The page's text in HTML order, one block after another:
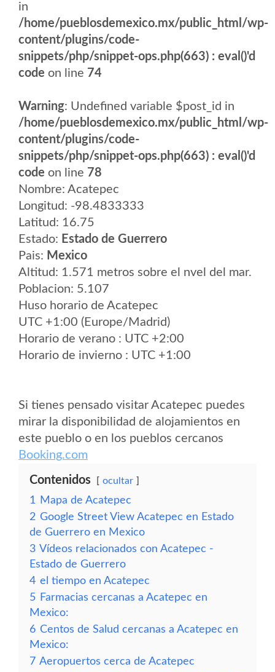
in
/home/pueblosdemexico.mx/public_html/wp-
content/plugins/code-
snippets/php/snippet-ops.php(663) : eval()'d
code on line 74
Warning: Undefined variable $post_id in
/home/pueblosdemexico.mx/public_html/wp-
content/plugins/code-
snippets/php/snippet-ops.php(663) : eval()'d
code on line 78
Nombre: Acatepec
Longitud: -98.4833333
Latitud: 16.75
Estado: Estado de Guerrero
Pais: Mexico
Altitud: 1.571 metros sobre el nvel del mar.
Poblacion: 5.107
Huso horario de Acatepec
UTC +1:00 (Europe/Madrid)
Horario de verano : UTC +2:00
Horario de invierno : UTC +1:00
Si tienes pensado visitar Acatepec puedes
mirar la disponibilidad de alojamientos en
este pueblo o en los pueblos cercanos
Booking.com
Contenidos ocultar
1
Mapa de Acatepec
2 Google Street View Acatepec en Estado
de Guerrero en Mexico
3 Vídeos relacionados con Acatepec -
Estado de Guerrero
4 el tiempo en Acatepec
5 Farmacias cercanas a Acatepec en
Mexico:
6 Centos de Salud cercanas a Acatepec en
Mexico:
7 Aeropuertos cerca de Acatepec